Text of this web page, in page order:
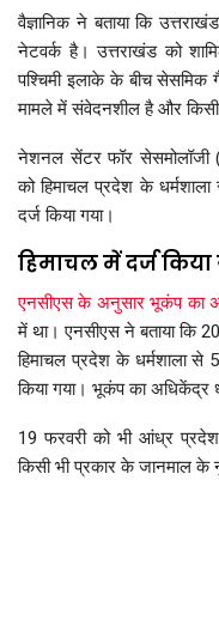
वैज्ञानिक ने बताया कि
नेटवर्क है। उत्तराखंड को
पश्चिमी इलाके के बीच सेसमिक
मामले में संवेदनशील है और
नेशनल सेंटर फॉर सेसमोलॉजी
को हिमाचल प्रदेश के
दर्ज किया गया।
हिमाचल में दर्ज
एनसीएस के अनुसार भूकंप का
में था। एनसीएस ने बताया कि
हिमाचल प्रदेश के धर्मशाला से
किया गया। भूकंप का अधिकेंद्र
19 फरवरी को भी आंध्र
किसी भी प्रकार के जानमाल के